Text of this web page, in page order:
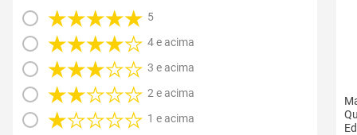
5
4 e acima
3 e acima
2 e acima
1 e acima